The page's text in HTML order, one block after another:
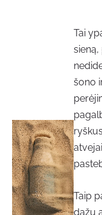
Tai
šono
Taip
dažų